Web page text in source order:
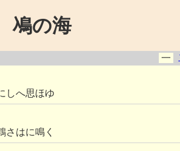
鳰の海
一
しへ思ほゆ
さはに鳴く